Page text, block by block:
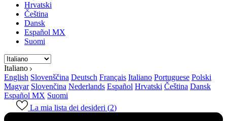
Hrvatski
Čeština
Dansk
Español MX
Suomi
Italiano
English Slovenščina Deutsch Français Italiano Portuguese Polski
Magyar Slovenčina Nederlands Español Hrvatski Čeština Dansk
Español MX Suomi
La mia lista dei desideri (2)